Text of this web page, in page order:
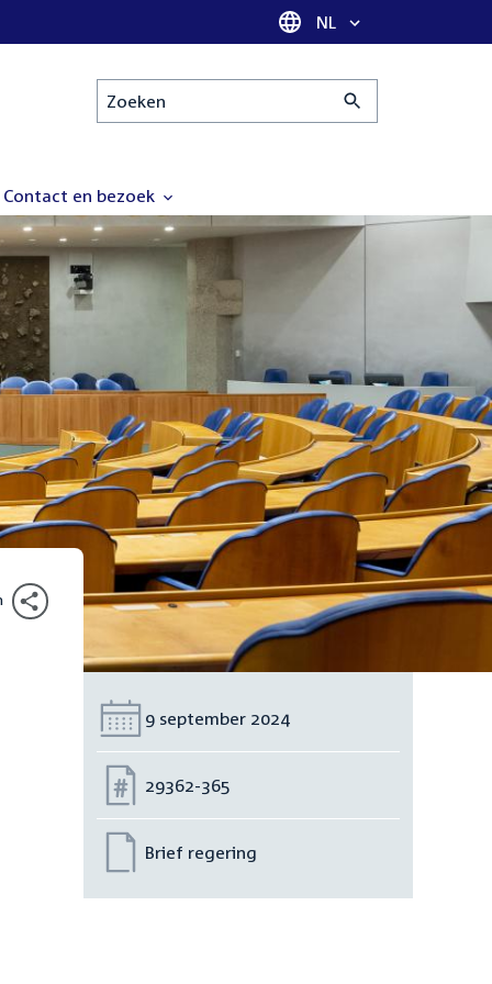
Taal selectie
NL
Zoeken
Contact en bezoek
Datum:
9 september 2024
Nummer:
29362-365
Brief regering